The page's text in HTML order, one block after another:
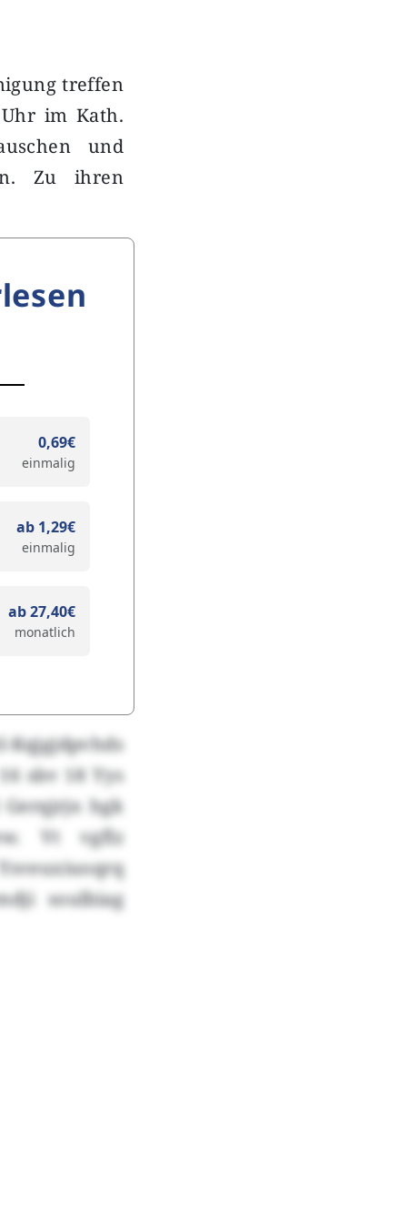
treffen
im Kath.
und
Zu ihren
0,69€
einmalig
ab 1,29€
einmalig
ab 27,40€
monatlich
sbv 18 Yys
Gerqjrjn hgk
Vt vgflz
soulbiag